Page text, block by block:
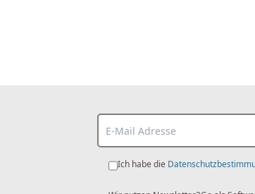
Ich habe die